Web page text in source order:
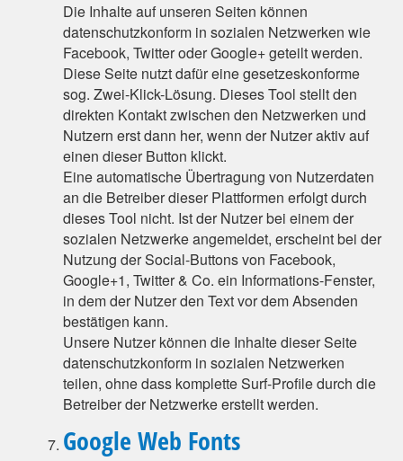
Die Inhalte auf unseren Seiten können
datenschutzkonform in sozialen Netzwerken wie
Facebook, Twitter oder Google+ geteilt werden.
Diese Seite nutzt dafür eine gesetzeskonforme
sog. Zwei-Klick-Lösung. Dieses Tool stellt den
direkten Kontakt zwischen den Netzwerken und
Nutzern erst dann her, wenn der Nutzer aktiv auf
einen dieser Button klickt.
Eine automatische Übertragung von Nutzerdaten
an die Betreiber dieser Plattformen erfolgt durch
dieses Tool nicht. Ist der Nutzer bei einem der
sozialen Netzwerke angemeldet, erscheint bei der
Nutzung der Social-Buttons von Facebook,
Google+1, Twitter & Co. ein Informations-Fenster,
in dem der Nutzer den Text vor dem Absenden
bestätigen kann.
Unsere Nutzer können die Inhalte dieser Seite
datenschutzkonform in sozialen Netzwerken
teilen, ohne dass komplette Surf-Profile durch die
Betreiber der Netzwerke erstellt werden.
Google Web Fonts